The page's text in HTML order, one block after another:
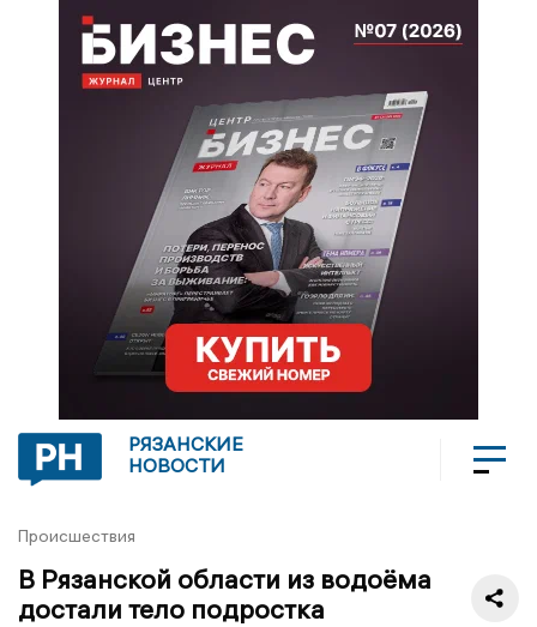
РЯЗАНСКИЕ
НОВОСТИ
Происшествия
В Рязанской области из водоёма
достали тело подростка